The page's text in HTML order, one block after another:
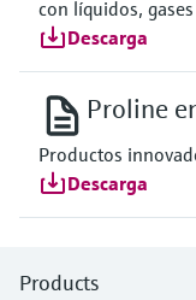
con líquidos,
Descarga
Proline
Productos
Descarga
Products